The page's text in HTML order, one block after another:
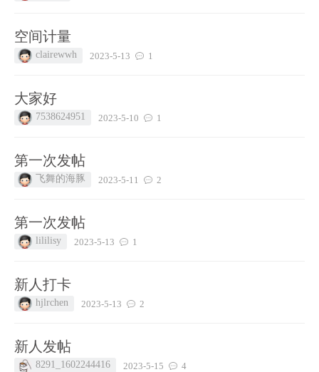
空间计量
clairewwh 2023-5-13 1
大家好
7538624951 2023-5-10 1
第一次发帖
飞舞的海豚 2023-5-11 2
第一次发帖
lililisy 2023-5-13 1
新人打卡
hjlrchen 2023-5-13 2
新人发帖
8291_1602244416 2023-5-15 4